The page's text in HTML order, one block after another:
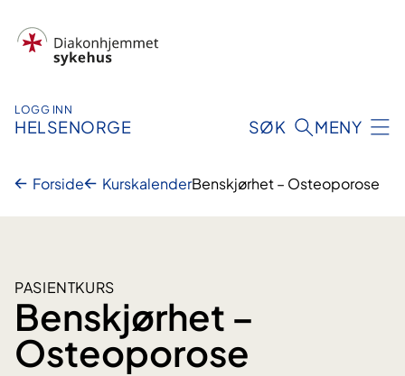
innhold
LOGG INN
HELSENORGE SØK MENY
Forside KurskalenderBenskjørhet – Osteoporose
PASIENTKURS
Benskjørhet –
Osteoporose